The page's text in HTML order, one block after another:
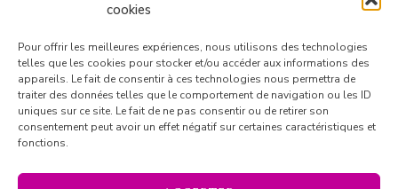
cookies
Pour offrir les meilleures expériences, nous utilisons des technologies
telles que les cookies pour stocker et/ou accéder aux informations des
appareils. Le fait de consentir à ces technologies nous permettra de
traiter des données telles que le comportement de navigation ou les ID
uniques sur ce site. Le fait de ne pas consentir ou de retirer son
consentement peut avoir un effet négatif sur certaines caractéristiques et
fonctions.